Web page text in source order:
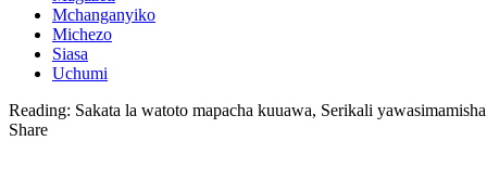
Mchanganyiko
Michezo
Siasa
Uchumi
Reading: Sakata la watoto mapacha kuuawa, Serikali
Share